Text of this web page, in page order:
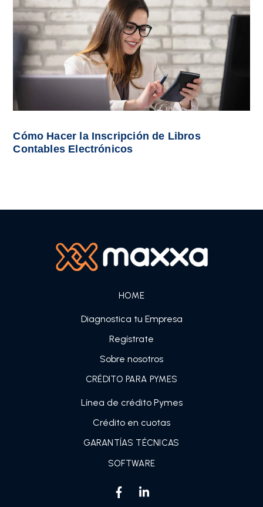
Cómo Hacer la Inscripción de Libros
Contables Electrónicos
HOME
Diagnostica tu Empresa
Regístrate
Sobre nosotros
CRÉDITO PARA PYMES
Línea de crédito Pymes
Crédito en cuotas
GARANTÍAS TÉCNICAS
SOFTWARE